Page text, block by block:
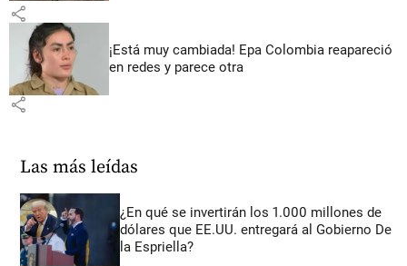
share
¡Está muy cambiada! Epa Colombia reapareció
en redes y parece otra
share
Las más leídas
¿En qué se invertirán los 1.000 millones de
dólares que EE.UU. entregará al Gobierno De
la Espriella?